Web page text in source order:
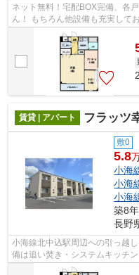
ネット無料！宅配BOX完備、各
ん！ もちろん他設備も充実してお
賃貸 | アパート フラッツ
敷0
5.8
小海
小海
小海
築8
長野
小海線北中込駅周辺への引っ越
備は追い焚き・システムキッチ
しています。駅から徒歩14分のと